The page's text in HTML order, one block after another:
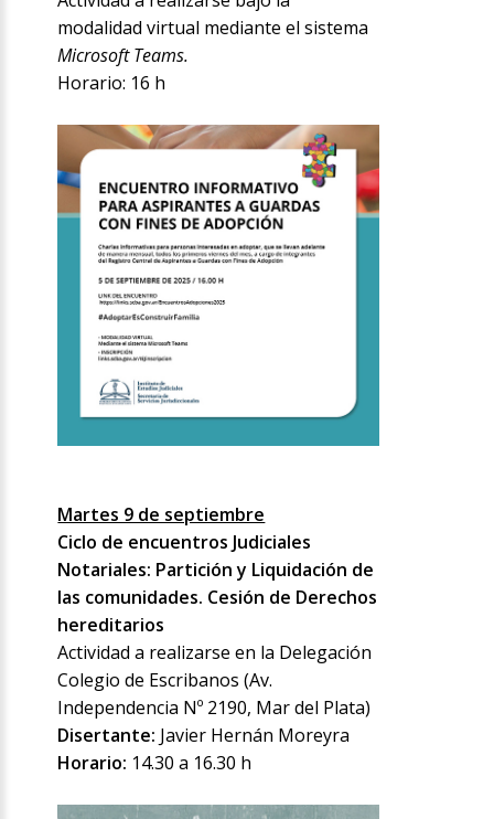
modalidad virtual mediante el sistema
Microsoft Teams.
Horario: 16 h
Martes 9 de septiembre
Ciclo de encuentros Judiciales
Notariales: Partición y Liquidación de
las comunidades. Cesión de Derechos
hereditarios
Actividad a realizarse en la Delegación
Colegio de Escribanos (Av.
Independencia Nº 2190, Mar del Plata)
Disertante: Javier Hernán Moreyra
Horario: 14.30 a 16.30 h